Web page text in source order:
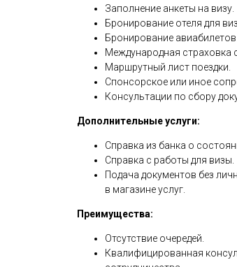
Заполнение анкеты на визу.
Бронирование отеля для
Бронирование авиабилетов
Международная страховка
Маршрутный лист поездки.
Спонсорское или иное
Консультации по сбору
Дополнительные услуги:
Справка из банка о
Справка с работы для визы.
Подача документов без
в магазине услуг.
Преимущества:
Отсутствие очередей.
Квалифицированная